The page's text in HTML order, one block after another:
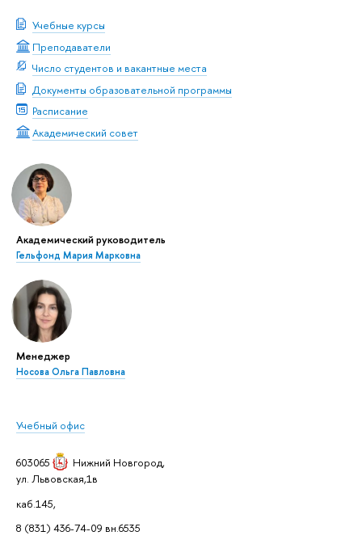
Учебные курсы
Преподаватели
Число студентов и вакантные места
Документы образовательной программы
Расписание
Академический совет
Академический руководитель
Гельфонд Мария Марковна
Менеджер
Носова Ольга Павловна
Учебный офис
603065 Нижний Новгород,
ул. Львовская,1в
каб.145,
8 (831) 436-74-09 вн.6535